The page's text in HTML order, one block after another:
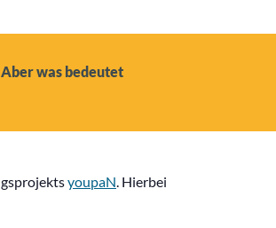
was bedeutet
youpaN. Hierbei